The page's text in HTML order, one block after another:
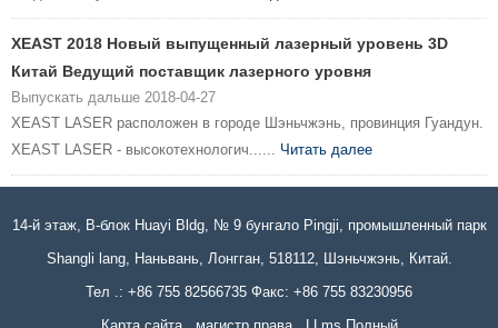
XEAST 2018 Новый выпущенный лазерный уровень 3D
Китай Ведущий поставщик лазерного уровня
Выпускать дальше 2018-04-27
XEAST LASER расположен в городе Шэньчжэнь, провинция Гуандун.
XEAST LASER - высокотехнологич...... Читать далее
14-й этаж, B-блок Huayi Bldg, № 9 бунгало Pingji, промышленный парк
Shangli lang, Наньвань, Лонгган, 518112, Шэньчжэнь, Китай.
Тел .: +86 755 82566735 Факс: +86 755 83230956